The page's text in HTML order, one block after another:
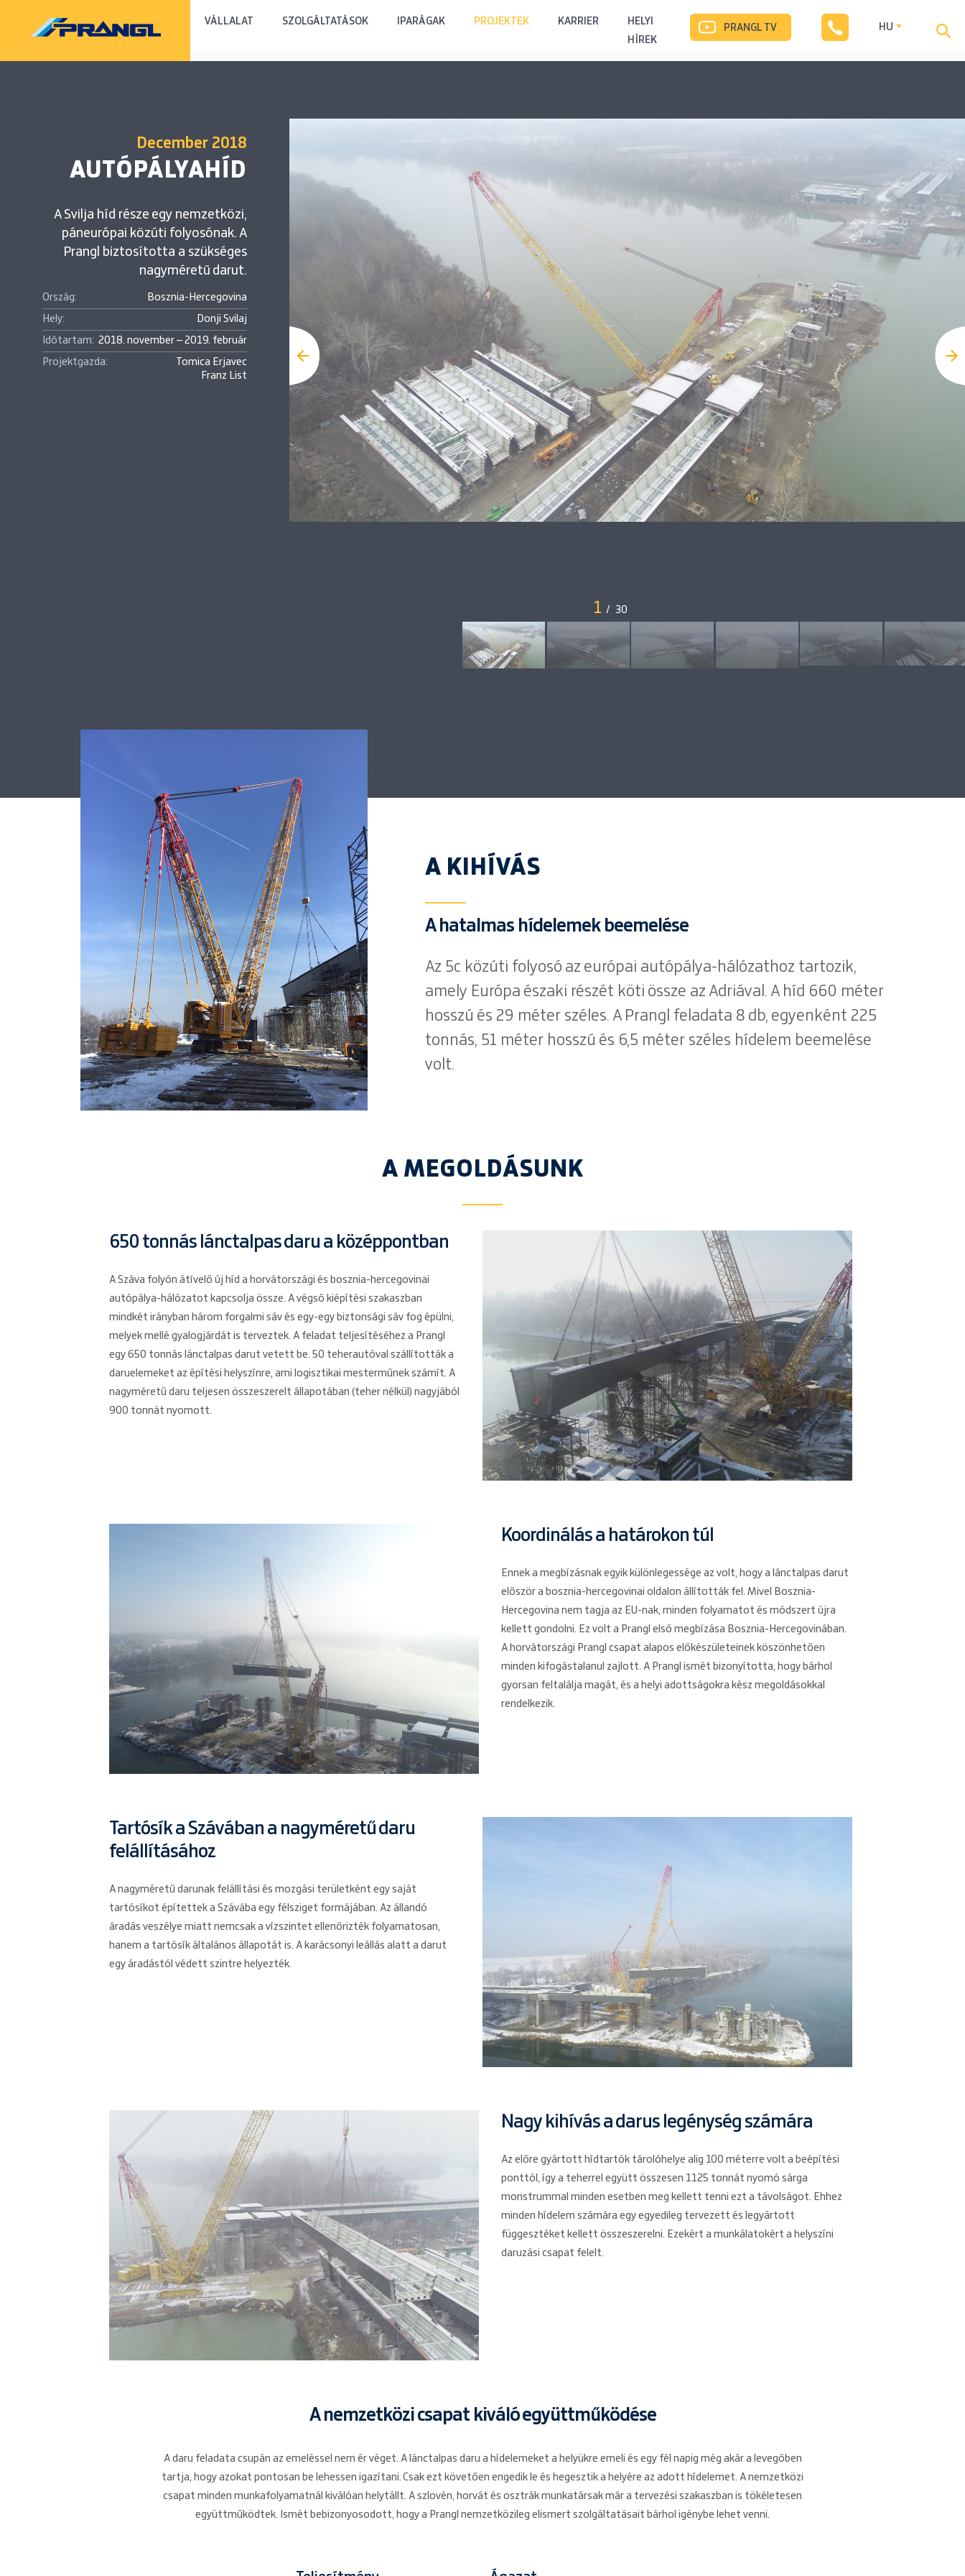
VÁLLALAT SZOLGÁLTATÁSOK IPARÁGAK PROJEKTEK KARRIER
HELYI
HÍREK
PRANGL TV HU
December 2018
AUTÓPÁLYAHÍD
A Svilja híd része egy nemzetközi,
páneurópai közúti folyosónak. A
Prangl biztosította a szükséges
nagyméretű darut.
Ország:
Bosznia-Hercegovina
Hely:
Donji Svilaj
Időtartam: 2018. november – 2019. február
Projektgazda:
Tomica Erjavec
Franz List
1 / 30
A KIHÍVÁS
A hatalmas hídelemek beemelése
Az 5c közúti folyosó az európai autópálya-hálózathoz tartozik,
amely Európa északi részét köti össze az Adriával. A híd 660 méter
hosszú és 29 méter széles. A Prangl feladata 8 db, egyenként 225
tonnás, 51 méter hosszú és 6,5 méter széles hídelem beemelése
volt.
A MEGOLDÁSUNK
650 tonnás lánctalpas daru a középpontban
A Száva folyón átívelő új híd a horvátországi és bosznia-hercegovinai
autópálya-hálózatot kapcsolja össze. A végső kiépítési szakaszban
mindkét irányban három forgalmi sáv és egy-egy biztonsági sáv fog épülni,
melyek mellé gyalogjárdát is terveztek. A feladat teljesítéséhez a Prangl
egy 650 tonnás lánctalpas darut vetett be. 50 teherautóval szállították a
daruelemeket az építési helyszínre, ami logisztikai mesterműnek számít. A
nagyméretű daru teljesen összeszerelt állapotában (teher nélkül) nagyjából
900 tonnát nyomott.
Koordinálás a határokon túl
Ennek a megbízásnak egyik különlegessége az volt, hogy a lánctalpas darut
először a bosznia-hercegovinai oldalon állították fel. Mivel Bosznia-
Hercegovina nem tagja az EU-nak, minden folyamatot és módszert újra
kellett gondolni. Ez volt a Prangl első megbízása Bosznia-Hercegovinában.
A horvátországi Prangl csapat alapos előkészületeinek köszönhetően
minden kifogástalanul zajlott. A Prangl ismét bizonyította, hogy bárhol
gyorsan feltalálja magát, és a helyi adottságokra kész megoldásokkal
rendelkezik.
Tartósík a Szávában a nagyméretű daru
felállításához
A nagyméretű darunak felállítási és mozgási területként egy saját
tartósíkot építettek a Szávába egy félsziget formájában. Az állandó
áradás veszélye miatt nemcsak a vízszintet ellenőrizték folyamatosan,
hanem a tartósík általános állapotát is. A karácsonyi leállás alatt a darut
egy áradástól védett szintre helyezték.
Nagy kihívás a darus legénység számára
Az előre gyártott hídtartók tárolóhelye alig 100 méterre volt a beépítési
ponttól, így a teherrel együtt összesen 1125 tonnát nyomó sárga
monstrummal minden esetben meg kellett tenni ezt a távolságot. Ehhez
minden hídelem számára egy egyedileg tervezett és legyártott
függesztéket kellett összeszerelni. Ezekért a munkálatokért a helyszíni
daruzási csapat felelt.
A nemzetközi csapat kiváló együttműködése
A daru feladata csupán az emeléssel nem ér véget. A lánctalpas daru a hídelemeket a helyükre emeli és egy fél napig még akár a levegőben
tartja, hogy azokat pontosan be lehessen igazítani. Csak ezt követően engedik le és hegesztik a helyére az adott hídelemet. A nemzetközi
csapat minden munkafolyamatnál kiválóan helytállt. A szlovén, horvát és osztrák munkatársak már a tervezési szakaszban is tökéletesen
együttműködtek. Ismét bebizonyosodott, hogy a Prangl nemzetközileg elismert szolgáltatásait bárhol igénybe lehet venni.